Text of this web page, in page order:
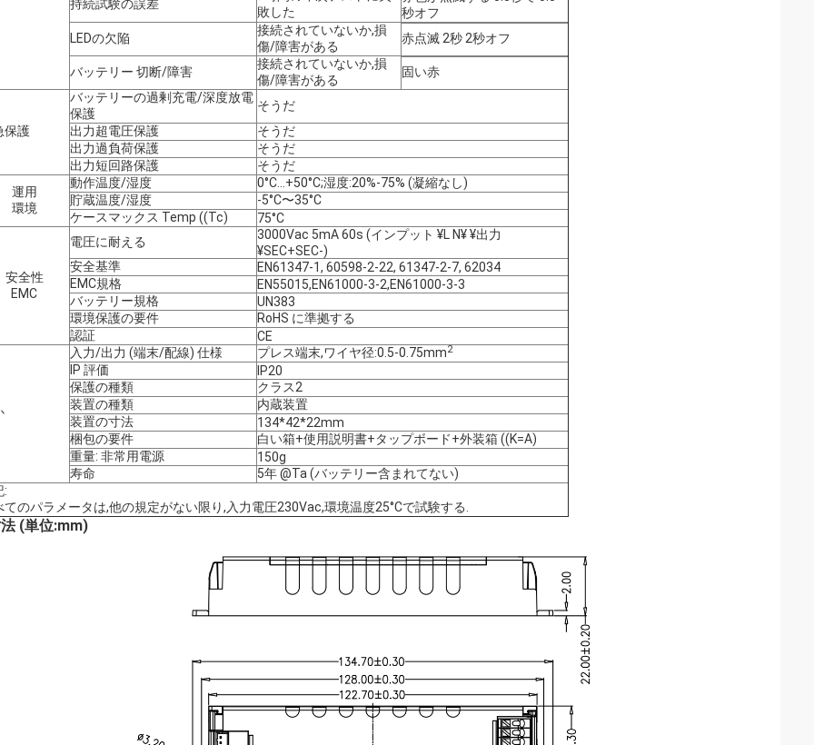
持続試験の誤差
敗した
秒オフ
LEDの欠陥
接続されていないか,損
傷/障害がある
赤点滅 2秒 2秒オフ
バッテリー 切断/障害
接続されていないか,損
傷/障害がある
固い赤
保護
バッテリーの過剰充電/深度放電
保護
そうだ
出力超電圧保護
そうだ
出力過負荷保護
そうだ
出力短回路保護
そうだ
運用
環境
動作温度/湿度
0°C...+50°C;湿度:20%-75% (凝縮なし)
貯蔵温度/湿度
-5°C〜35°C
ケースマックス Temp ((Tc)
75°C
安全性
EMC
電圧に耐える
3000Vac 5mA 60s (インプット ¥L N¥ ¥出力
¥SEC+SEC-)
安全基準
EN61347-1, 60598-2-22, 61347-2-7, 62034
EMC規格
EN55015,EN61000-3-2,EN61000-3-3
バッテリー規格
UN383
環境保護の要件
RoHS に準拠する
認証
CE
入力/出力 (端末/配線) 仕様 プレス端末,ワイヤ径:0.5-0.75mm2
IP 評価
IP20
保護の種類
クラス2
装置の種類
内蔵装置
装置の寸法
134*42*22mm
梱包の要件
白い箱+使用説明書+タップボード+外装箱 ((K=A)
重量: 非常用電源
150g
寿命
5年 @Ta (バッテリー含まれてない)
:
てのパラメータは,他の規定がない限り,入力電圧230Vac,環境温度25°Cで試験する.
(単位:mm)